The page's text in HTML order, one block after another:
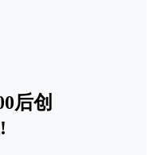
后创